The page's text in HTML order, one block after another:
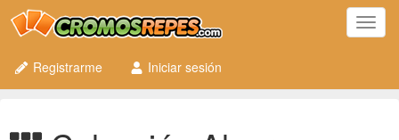
Registrarme
Iniciar sesión